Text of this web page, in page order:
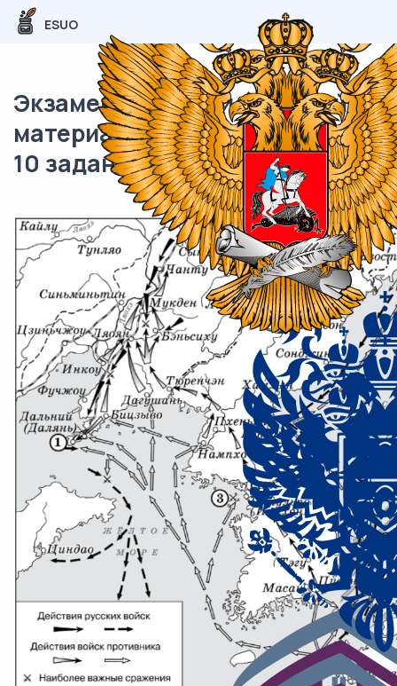
ESUO
Экзаменационный (типовой)
материал ОГЭ / История / 08-
10 задания (24) / 33